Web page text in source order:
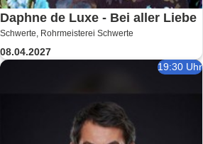
Daphne de Luxe - Bei aller Liebe
Schwerte, Rohrmeisterei Schwerte
08.04.2027
19:30 Uhr